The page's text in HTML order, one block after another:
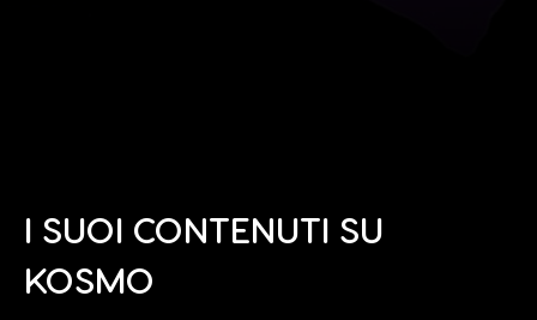
I SUOI CONTENUTI SU
KOSMO